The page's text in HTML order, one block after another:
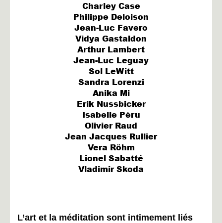
Charley Case
Philippe Deloison
Jean-Luc Favero
Vidya Gastaldon
Arthur Lambert
Jean-Luc Leguay
Sol LeWitt
Sandra Lorenzi
Anika Mi
Erik Nussbicker
Isabelle Péru
Olivier Raud
Jean Jacques Rullier
Vera Röhm
Lionel Sabatté
Vladimir Skoda
L’art et la méditation sont intimement liés